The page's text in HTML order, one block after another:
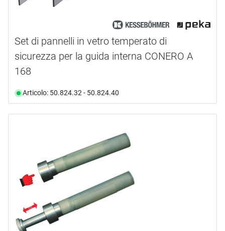
Set di pannelli in vetro temperato di
sicurezza per la guida interna CONERO A
168
Articolo: 50.824.32 - 50.824.40